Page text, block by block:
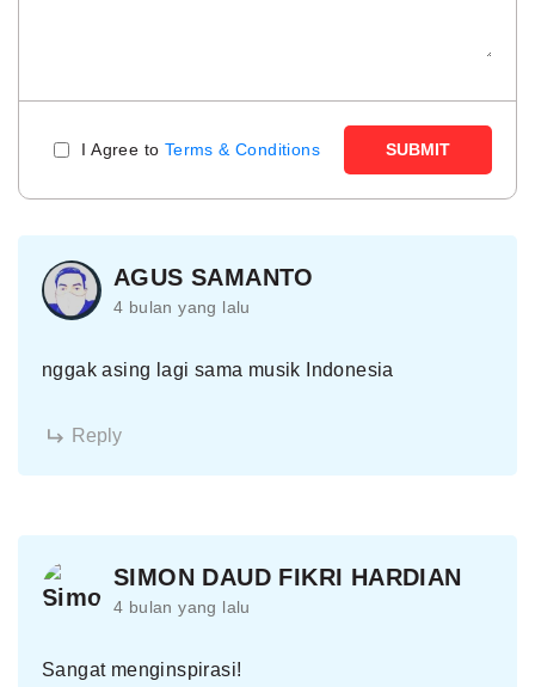
I Agree to Terms & Conditions SUBMIT
AGUS SAMANTO
4 bulan yang lalu
nggak asing lagi sama musik Indonesia
Reply
SIMON DAUD FIKRI HARDIAN
4 bulan yang lalu
Sangat menginspirasi!